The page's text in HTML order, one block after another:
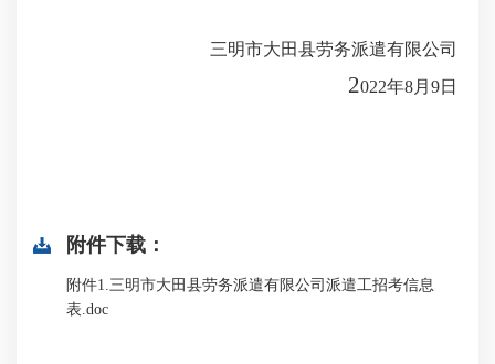
三明市大田县劳务派遣有限公司
2022年8月9日
附件下载：
附件1.三明市大田县劳务派遣有限公司派遣工招考信息
表.doc